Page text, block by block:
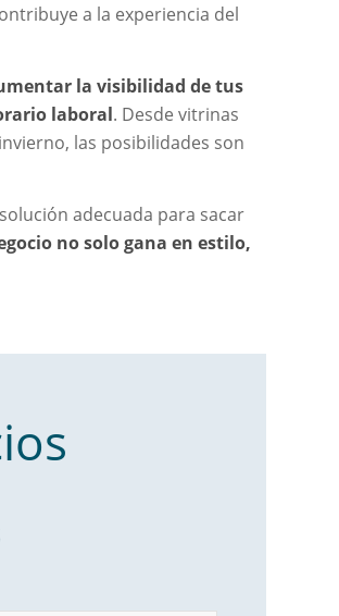
a la experiencia del
la visibilidad de tus
laboral. Desde vitrinas
las posibilidades son
adecuada para sacar
no solo gana en estilo,